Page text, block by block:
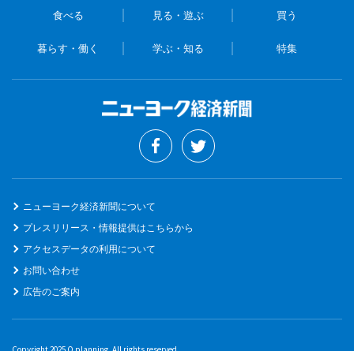
食べる 見る・遊ぶ 買う
暮らす・働く 学ぶ・知る 特集
ニューヨーク経済新聞について
プレスリリース・情報提供はこちらから
アクセスデータの利用について
お問い合わせ
広告のご案内